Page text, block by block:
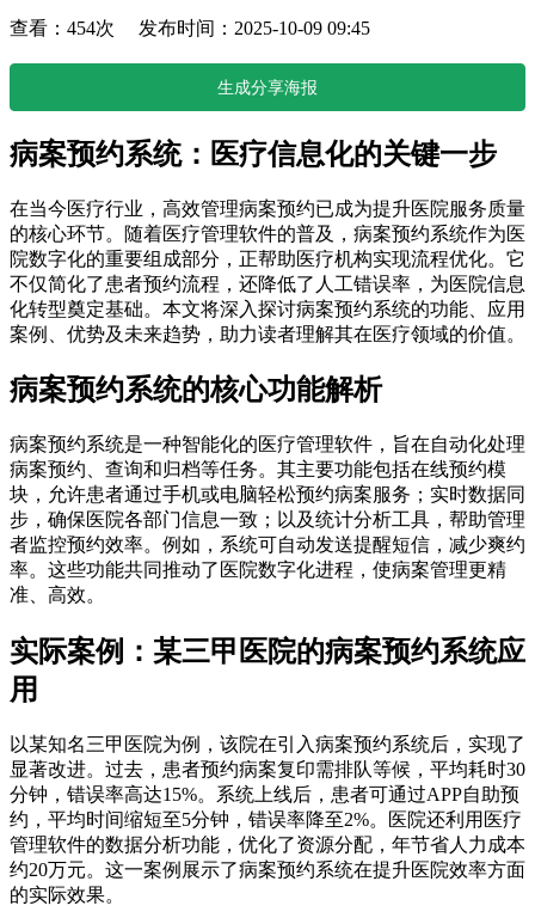
查看：454次 发布时间：2025-10-09 09:45
生成分享海报
病案预约系统：医疗信息化的关键一步
在当今医疗行业，高效管理病案预约已成为提升医院服务质量
的核心环节。随着医疗管理软件的普及，病案预约系统作为医
院数字化的重要组成部分，正帮助医疗机构实现流程优化。它
不仅简化了患者预约流程，还降低了人工错误率，为医院信息
化转型奠定基础。本文将深入探讨病案预约系统的功能、应用
案例、优势及未来趋势，助力读者理解其在医疗领域的价值。
病案预约系统的核心功能解析
病案预约系统是一种智能化的医疗管理软件，旨在自动化处理
病案预约、查询和归档等任务。其主要功能包括在线预约模
块，允许患者通过手机或电脑轻松预约病案服务；实时数据同
步，确保医院各部门信息一致；以及统计分析工具，帮助管理
者监控预约效率。例如，系统可自动发送提醒短信，减少爽约
率。这些功能共同推动了医院数字化进程，使病案管理更精
准、高效。
实际案例：某三甲医院的病案预约系统应
用
以某知名三甲医院为例，该院在引入病案预约系统后，实现了
显著改进。过去，患者预约病案复印需排队等候，平均耗时30
分钟，错误率高达15%。系统上线后，患者可通过APP自助预
约，平均时间缩短至5分钟，错误率降至2%。医院还利用医疗
管理软件的数据分析功能，优化了资源分配，年节省人力成本
约20万元。这一案例展示了病案预约系统在提升医院效率方面
的实际效果。